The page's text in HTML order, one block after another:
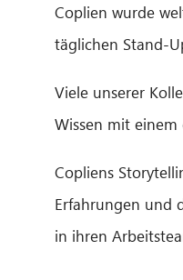
Coplien wurde
täglichen Stand-
Viele unserer
Wissen mit
Copliens
Erfahrungen und
in ihren